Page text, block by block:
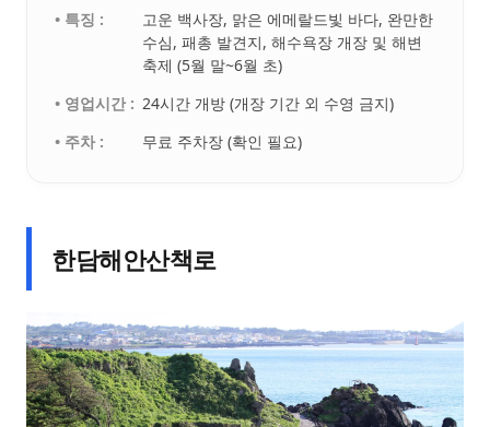
• 특징 :
고운 백사장, 맑은 에메랄드빛 바다, 완만한
수심, 패총 발견지, 해수욕장 개장 및 해변
축제 (5월 말~6월 초)
• 영업시간 : 24시간 개방 (개장 기간 외 수영 금지)
• 주차 :
무료 주차장 (확인 필요)
한담해안산책로